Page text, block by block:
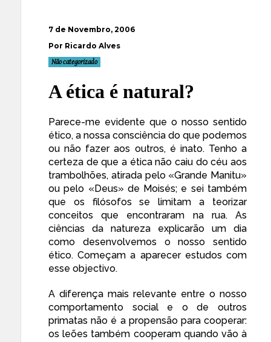
7 de Novembro, 2006
Por Ricardo Alves
Não categorizado
A ética é natural?
Parece-me evidente que o nosso sentido
ético, a nossa consciência do que podemos
ou não fazer aos outros, é inato. Tenho a
certeza de que a ética não caiu do céu aos
trambolhões, atirada pelo «Grande Manitu»
ou pelo «Deus» de Moisés; e sei também
que os filósofos se limitam a teorizar
conceitos que encontraram na rua. As
ciências da natureza explicarão um dia
como desenvolvemos o nosso sentido
ético.Começam a aparecer estudos com
esse objectivo.
A diferença mais relevante entre o nosso
comportamento social e o de outros
primatas não é a propensão para cooperar:
os leões também cooperam quando vão à